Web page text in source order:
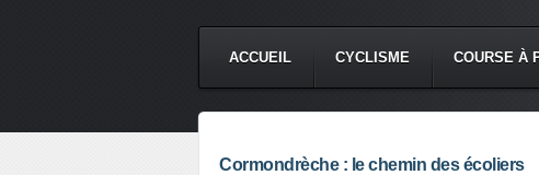
ACCUEIL CYCLISME COURSE À
Cormondrèche : le chemin des écoliers